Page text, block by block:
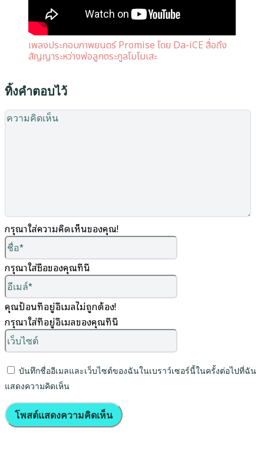
เพลงประกอบภาพยนตร์ Promise โดย Da-iCE สื่อถึง
สัญญาระหว่างพ่อลูกตระกูลโมโมเสะ
ทิ้งคำตอบไว้
กรุณาใส่ความคิดเห็นของคุณ!
กรุณาใส่ชื่อของคุณที่นี่
คุณป้อนที่อยู่อีเมลไม่ถูกต้อง!
กรุณาใส่ที่อยู่อีเมลของคุณที่นี่
บันทึกชื่ออีเมลและเว็บไซต์ของฉันในเบราว์เซอร์นี้ในครั้งต่อไปที่ฉัน
แสดงความคิดเห็น